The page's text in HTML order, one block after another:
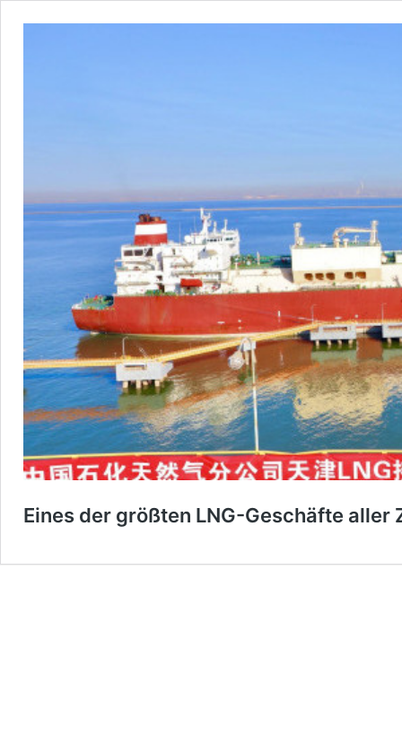
Eines der größten LNG-Geschäfte aller